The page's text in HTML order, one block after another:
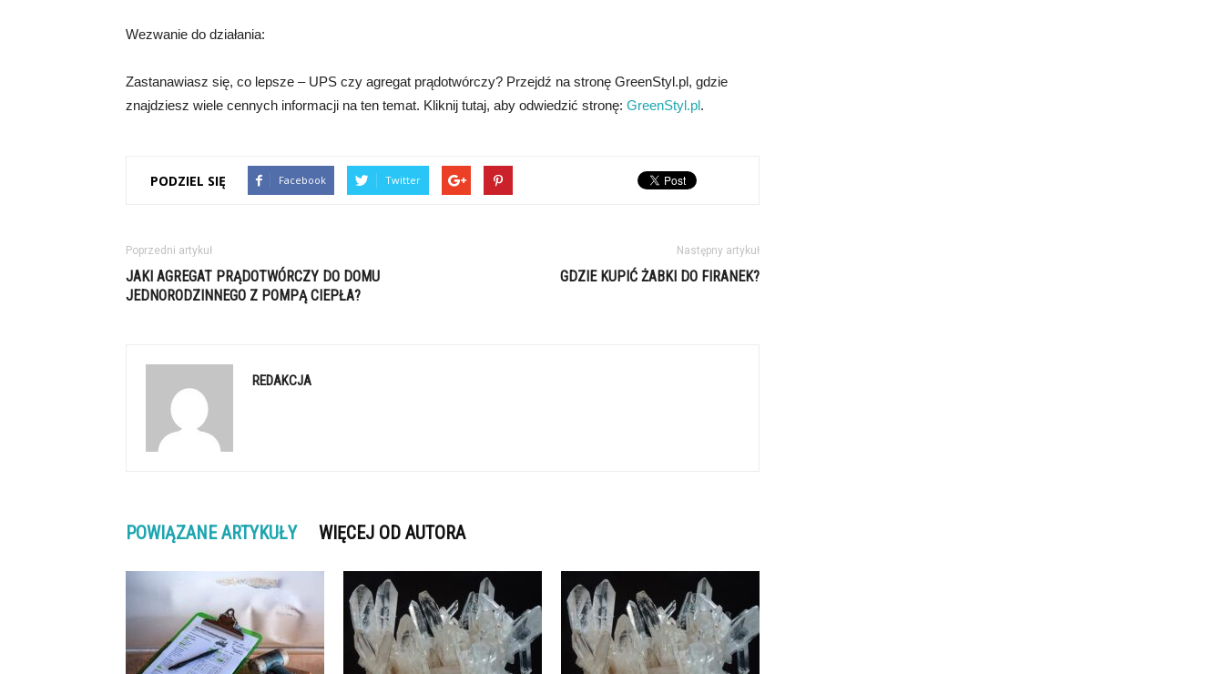
Wezwanie do działania:
Zastanawiasz się, co lepsze – UPS czy agregat prądotwórczy? Przejdź na stronę GreenStyl.pl, gdzie
znajdziesz wiele cennych informacji na ten temat. Kliknij tutaj, aby odwiedzić stronę: GreenStyl.pl.
PODZIEL SIĘ Facebook Twitter
Poprzedni artykuł
JAKI AGREGAT PRĄDOTWÓRCZY DO DOMU
JEDNORODZINNEGO Z POMPĄ CIEPŁA?
Następny artykuł
GDZIE KUPIĆ ŻABKI DO FIRANEK?
REDAKCJA
POWIĄZANE ARTYKUŁY WIĘCEJ OD AUTORA